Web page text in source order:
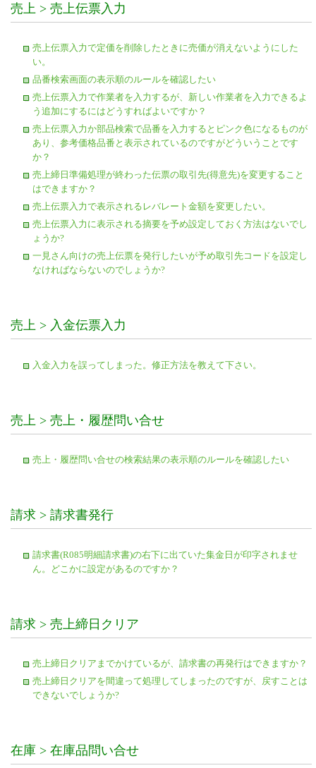
売上 > 売上伝票入力
売上伝票入力で定価を削除したときに売価が消えないようにした
い。
品番検索画面の表示順のルールを確認したい
売上伝票入力で作業者を入力するが、新しい作業者を入力できるよ
う追加にするにはどうすればよいですか？
売上伝票入力か部品検索で品番を入力するとピンク色になるものが
あり、参考価格品番と表示されているのですがどういうことです
か？
売上締日準備処理が終わった伝票の取引先(得意先)を変更すること
はできますか？
売上伝票入力で表示されるレバレート金額を変更したい。
売上伝票入力に表示される摘要を予め設定しておく方法はないでし
ょうか?
一見さん向けの売上伝票を発行したいが予め取引先コードを設定し
なければならないのでしょうか?
売上 > 入金伝票入力
入金入力を誤ってしまった。修正方法を教えて下さい。
売上 > 売上・履歴問い合せ
売上・履歴問い合せの検索結果の表示順のルールを確認したい
請求 > 請求書発行
請求書(R085明細請求書)の右下に出ていた集金日が印字されませ
ん。どこかに設定があるのですか？
請求 > 売上締日クリア
売上締日クリアまでかけているが、請求書の再発行はできますか？
売上締日クリアを間違って処理してしまったのですが、戻すことは
できないでしょうか?
在庫 > 在庫品問い合せ